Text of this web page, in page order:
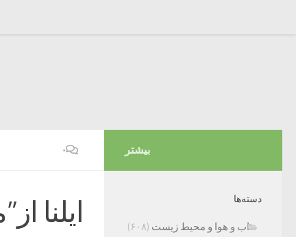
۰
ایلنا
بیشتر
دسته‌ها
اب و هوا و محیط زیست (۶۰۸)